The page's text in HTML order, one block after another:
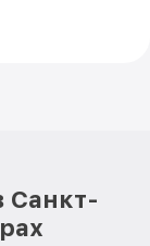
Санкт-